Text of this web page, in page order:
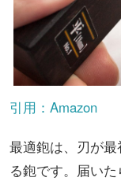
引用：Amazon
最適鉋は、刃が
る鉋です。届い